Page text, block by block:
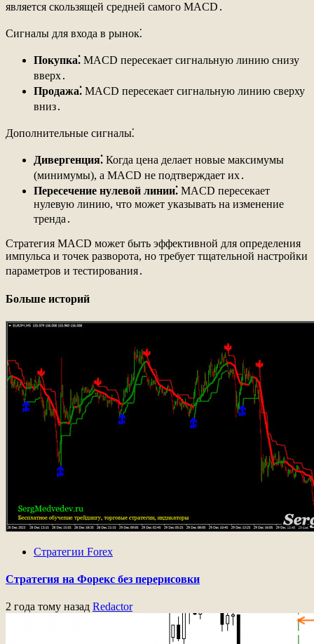
является скользящей средней самого MACD․
Сигналы для входа в рынок⁚
Покупка⁚ MACD пересекает сигнальную линию снизу
вверх․
Продажа⁚ MACD пересекает сигнальную линию сверху
вниз․
Дополнительные сигналы⁚
Дивергенция⁚ Когда цена делает новые максимумы
(минимумы), а MACD не подтверждает их․
Пересечение нулевой линии⁚ MACD пересекает
нулевую линию, что может указывать на изменение
тренда․
Стратегия MACD может быть эффективной для определения
импульса и точек разворота, но требует тщательной настройки
параметров и тестирования․
Больше историй
Стратегии Forex
Стратегия на Форекс без перерисовки
2 года тому назад Redactor